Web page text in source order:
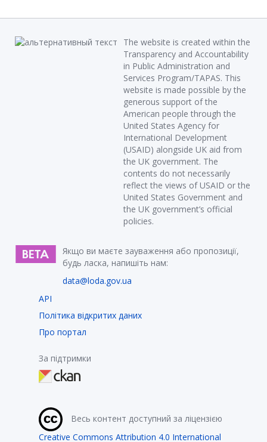
The website is created within the
Transparency and Accountability
in Public Administration and
Services Program/TAPAS. This
website is made possible by the
generous support of the
American people through the
United States Agency for
International Development
(USAID) alongside UK aid from
the UK government. The
contents do not necessarily
reflect the views of USAID or the
United States Government and
the UK government’s official
policies.
Якщо ви маєте зауваження або пропозиції,
будь ласка, напишіть нам:
data@loda.gov.ua
API
Політика відкритих даних
Про портал
За підтримки
Весь контент доступний за ліцензією
Creative Commons Attribution 4.0 International